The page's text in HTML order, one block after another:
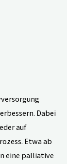
Dabei
auf
Etwa ab
eine palliative